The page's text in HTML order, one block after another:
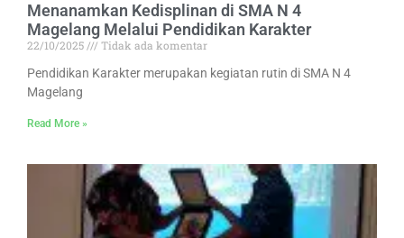
Menanamkan Kedisplinan di SMA N 4
Magelang Melalui Pendidikan Karakter
22/10/2025
Tidak ada komentar
Pendidikan Karakter merupakan kegiatan rutin di SMA N 4
Magelang
Read More »